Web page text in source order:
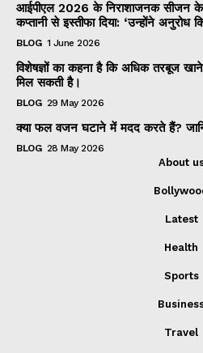
आईपीएल 2026 के निराशाजनक सीजन
कप्तानी से इस्तीफा दिया: ‘उन्होंने अनुरोध
BLOG 1 June 2026
विशेषज्ञों का कहना है कि अधिक तरबूज
मिल सकती है।
BLOG 29 May 2026
क्या फल वजन घटाने में मदद करते हैं?
BLOG 28 May 2026
About
Latest
Health
Sports
Travel